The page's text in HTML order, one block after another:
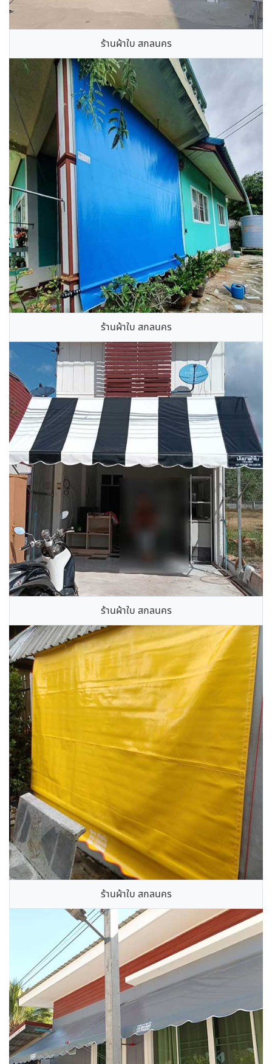
ร้านผ้าใบ สกลนคร
ร้านผ้าใบ สกลนคร
ร้านผ้าใบ สกลนคร
ร้านผ้าใบ สกลนคร